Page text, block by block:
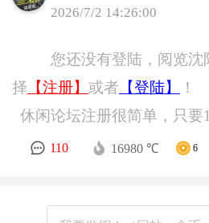
2026/7/2 14:26:00
您还没有登陆，阅览
择 【注册】 或者 【登陆】
！
休闲论坛注册很简单，只要
110 16980 ℃ 6